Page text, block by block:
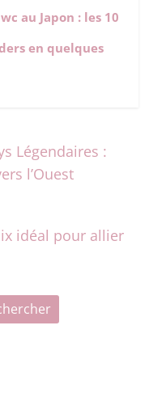
au Japon : les 10
en quelques
Légendaires :
l’Ouest
idéal pour allier